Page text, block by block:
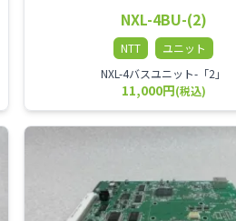
NXL-4BU-(2)
NTT
ユニット
NXL-4バスユニット-「2」
11,000円(税込)